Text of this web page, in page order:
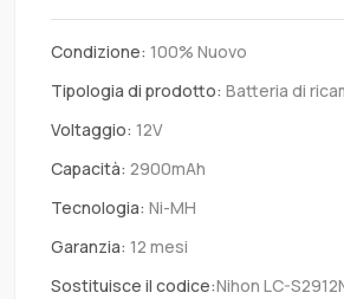
Condizione: 100% Nuovo
Tipologia di prodotto: Batteria di
Voltaggio: 12V
Capacità: 2900mAh
Tecnologia: Ni-MH
Garanzia: 12 mesi
Sostituisce il codice:Nihon LC-